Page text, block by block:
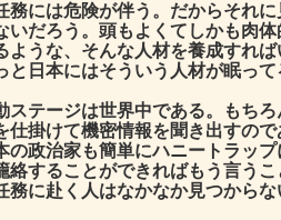
には危険が伴う。だからそれ
いだろう。頭もよくてしかも肉
ような、そんな人材を養成すれ
と日本にはそういう人材が眠っ
テージは世界中である。もち
仕掛けて機密情報を聞き出すの
の政治家も簡単にハニートラッ
絡することができればもう言う
務に赴く人はなかなか見つから